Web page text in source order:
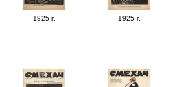
1925 г. 1925 г.